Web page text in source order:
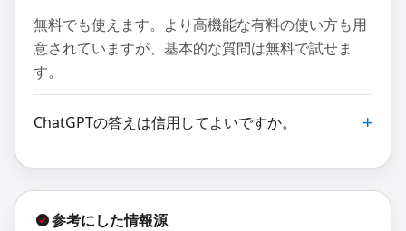
無料でも使えます。より高機能な有料の使い方も用
意されていますが、基本的な質問は無料で試せま
す。
ChatGPTの答えは信用してよいですか。
参考にした情報源